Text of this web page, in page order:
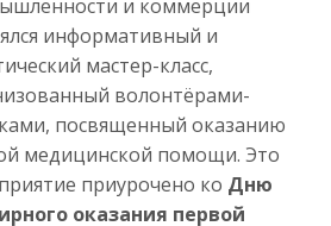
и коммерции
информативный и
мастер-класс,
волонтёрами-
посвященный оказанию
медицинской помощи. Это
приурочено ко Дню
оказания первой